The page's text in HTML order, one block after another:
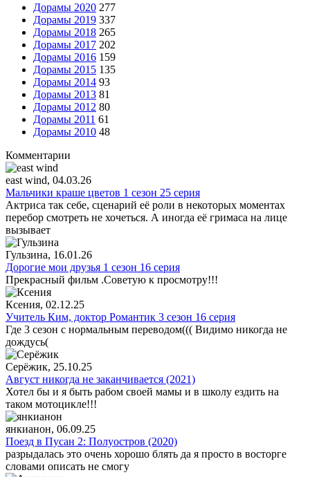
Дорамы 2020 277
Дорамы 2019 337
Дорамы 2018 265
Дорамы 2017 202
Дорамы 2016 159
Дорамы 2015 135
Дорамы 2014 93
Дорамы 2013 81
Дорамы 2012 80
Дорамы 2011 61
Дорамы 2010 48
Комментарии
east wind, 04.03.26
Мальчики краше цветов 1 сезон 25 серия
Актриса так себе, сценарий её роли в некоторых моментах
перебор смотреть не хочеться. А иногда её гримаса на лице
вызывает
Гульзина, 16.01.26
Дорогие мои друзья 1 сезон 16 серия
Прекрасный фильм .Советую к просмотру!!!
Ксения, 02.12.25
Учитель Ким, доктор Романтик 3 сезон 16 серия
Где 3 сезон с нормальным переводом((( Видимо никогда не
дождусь(
Серёжик, 25.10.25
Август никогда не заканчивается (2021)
Хотел бы и я быть рабом своей мамы и в школу ездить на
таком мотоцикле!!!
янкианон, 06.09.25
Поезд в Пусан 2: Полуостров (2020)
разрыдалась это очень хорошо блять да я просто в восторге
словами описать не смогу